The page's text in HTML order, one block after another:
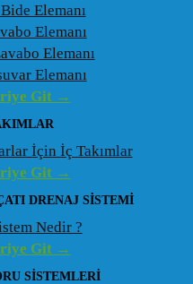
Elemanı
Elemanı
Elemanı
Elemanı
Git →
İçin İç Takımlar
Git →
DRENAJ SISTEMI
Nedir ?
Git →
SISTEMLERI